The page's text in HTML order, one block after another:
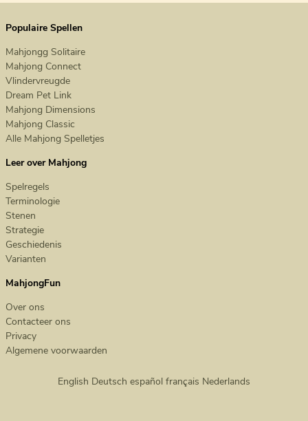
Populaire Spellen
Mahjongg Solitaire
Mahjong Connect
Vlindervreugde
Dream Pet Link
Mahjong Dimensions
Mahjong Classic
Alle Mahjong Spelletjes
Leer over Mahjong
Spelregels
Terminologie
Stenen
Strategie
Geschiedenis
Varianten
MahjongFun
Over ons
Contacteer ons
Privacy
Algemene voorwaarden
English Deutsch español français Nederlands